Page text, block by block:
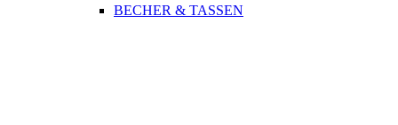
BECHER & TASSEN